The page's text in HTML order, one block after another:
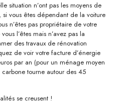
situation n’ont pas les moyens de
si vous êtes dépendant de la voiture
n’êtes pas propriétaire de votre
l’êtes mais n’avez pas la
des travaux de rénovation
de voir votre facture d’énergie
par an (pour un ménage moyen
tourne autour des 45
se creusent !